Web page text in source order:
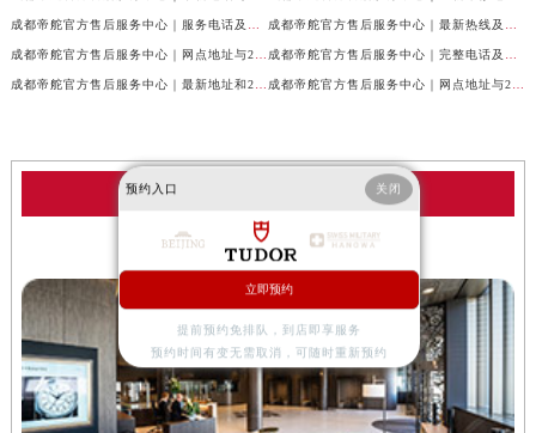
成都帝舵售后服务中心
预约入口 关闭
立即预约
提前预约免排队，到店即享服务
预约时间有变无需取消，可随时重新预约